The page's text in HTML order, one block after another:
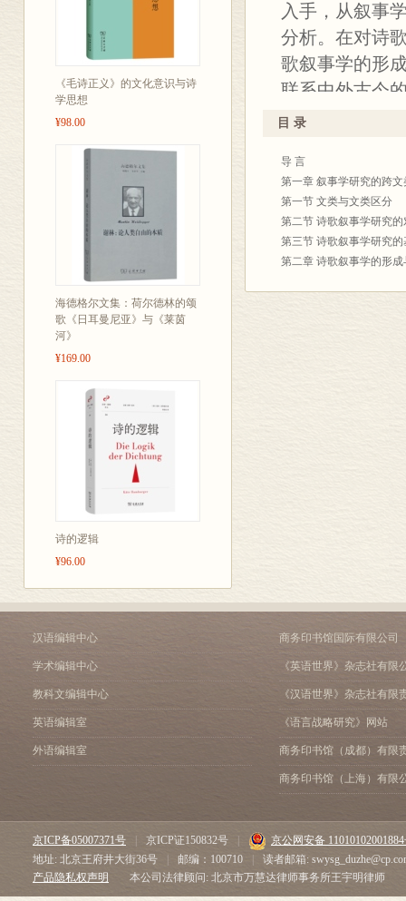
《毛诗正义》的文化意识与诗
学思想
¥98.00
海德格尔文集：荷尔德林的颂
歌《日耳曼尼亚》与《莱茵
河》
¥169.00
诗的逻辑
¥96.00
入手，从叙事
分析。在对诗
歌叙事学的形
联系中外古今
如抒情诗的叙
细致的分析与
学的学科理论
一条与既往研
目 录
导 言
第一章 叙事学研究的跨
第一节 文类与文类区分
第二节 诗歌叙事学研究的
第三节 诗歌叙事学研究
第二章 诗歌叙事学的形成
第二节 抒情诗的时间性
第四节 抒情诗的心理时间
第七章 想象力与空间叙事
第一节 诗歌创作与想象力
第二节 意象与抒情诗的
第三节 抒情诗的空间呈现
第八章 抒情诗的叙事动力
第二节 《致他娇羞的情
人名与作品题名索引
主题与概念索引
附录：国家社科基金项目
后记
汉语编辑中心
学术编辑中心
教科文编辑中心
英语编辑室
外语编辑室
商务印书馆国际有限公司
《英语世界》杂志社有限
《汉语世界》杂志社有限
《语言战略研究》网站
商务印书馆（成都）有限
商务印书馆（上海）有限
京ICP备05007371号 京ICP证150832号
京公网安备
地址: 北京王府井大街36号
邮编：100710
读者邮箱:
产品隐私权声明
本公司法律顾问: 北京市万慧达律师事务所王宇明律师